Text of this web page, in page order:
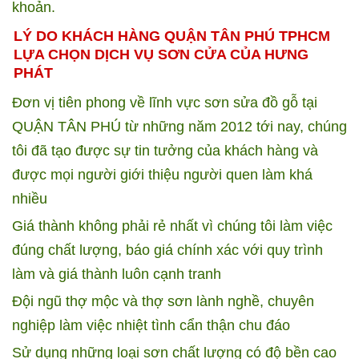
khoản.
LÝ DO KHÁCH HÀNG QUẬN TÂN PHÚ TPHCM
LỰA CHỌN DỊCH VỤ SƠN CỬA CỦA HƯNG
PHÁT
Đơn vị tiên phong về lĩnh vực sơn sửa đồ gỗ tại
QUẬN TÂN PHÚ từ những năm 2012 tới nay, chúng
tôi đã tạo được sự tin tưởng của khách hàng và
được mọi người giới thiệu người quen làm khá
nhiều
Giá thành không phải rẻ nhất vì chúng tôi làm việc
đúng chất lượng, báo giá chính xác với quy trình
làm và giá thành luôn cạnh tranh
Đội ngũ thợ mộc và thợ sơn lành nghề, chuyên
nghiệp làm việc nhiệt tình cẩn thận chu đáo
Sử dụng những loại sơn chất lượng có độ bền cao